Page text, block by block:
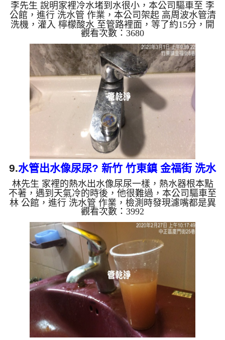
清洗
李先生 說明家裡冷水堵到水很小，本公司驅車至 李
公館，進行 洗水管 作業，本公司架起 高周波水管清
洗機，灌入 檸檬酸水 至管路裡面，等了約15分，開
啟 水管清洗機 ，啟動 螺旋波 模式，一開始就洗出黑
色髒水，像是仙草汁一樣，水龍頭狂噴出異物，但是
還是堵住不出水，本公司改用特殊清洗工法，如下圖
片影片，三個多小時後， 冷水量恢復正常，李先生
有水用了!! 如是自來水，如水管老化，會產生鐵鏽跟
泥沙堆積，洗出來的水就會是咖啡色，地下水含有氧
化錳，管壁上會結成黑色管垢，洗出來的水會跟石油
一樣黑，有些...
觀看次數：3680
9.水管出水像尿尿? 新竹 竹東鎮 金福街 洗水
管
林先生 家裡的熱水出水像尿尿一樣，熱水器根本點
不著，遇到天氣冷的時後，他很難過，本公司驅車至
林 公館，進行 洗水管 作業，檢測時發現濾嘴都是異
物，本公司架起 高周波水管清洗機，灌入 檸檬酸
水 至管路裡面，等了約15分，開啟 水管清洗機 ，啟
動 螺旋波 模式，一開始就洗出白色髒水，後來水變
成棕色，還噴出數個大鐵鏽，如下圖片影片，一個多
小時後， 熱水出水量恢復正常，林先生能正常洗澡
洗碗了!! 如是自來水，如水管老化，會產生鐵鏽跟泥
沙堆積，洗出來的水就會是咖啡色，地下水含有氧化
錳，管壁上會結成...
觀看次數：3992